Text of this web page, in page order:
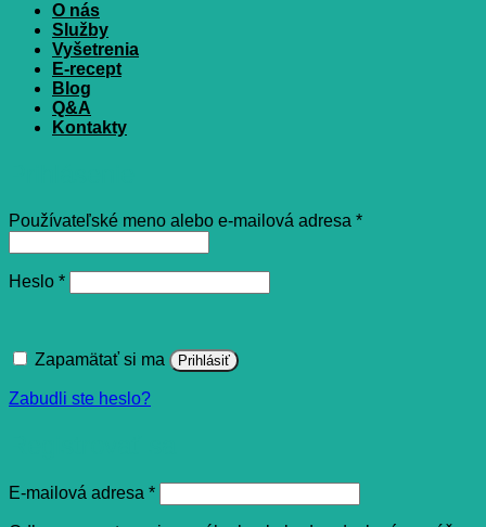
O nás
Služby
Vyšetrenia
E-recept
Blog
Q&A
Kontakty
Používateľské meno alebo e-mailová adresa *Povinné
Heslo *Povinné
Zapamätať si ma Prihlásiť
Zabudli ste heslo?
E-mailová adresa *Povinné